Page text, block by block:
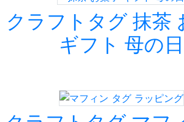
クラフトタグ 抹茶
ギフト 母の日